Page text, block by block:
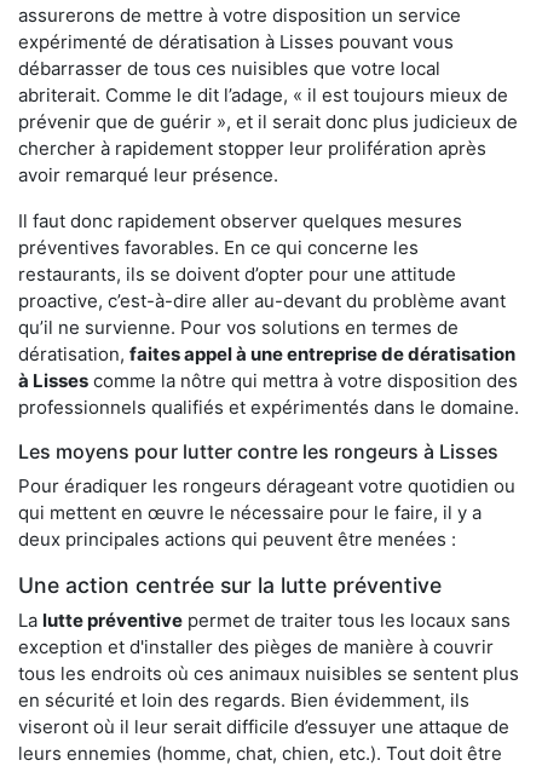
assurerons de mettre à votre disposition un service
expérimenté de dératisation à Lisses pouvant vous
débarrasser de tous ces nuisibles que votre local
abriterait. Comme le dit l’adage, « il est toujours mieux de
prévenir que de guérir », et il serait donc plus judicieux de
chercher à rapidement stopper leur prolifération après
avoir remarqué leur présence.
Il faut donc rapidement observer quelques mesures
préventives favorables. En ce qui concerne les
restaurants, ils se doivent d’opter pour une attitude
proactive, c’est-à-dire aller au-devant du problème avant
qu’il ne survienne. Pour vos solutions en termes de
dératisation, faites appel à une entreprise de dératisation
à Lisses comme la nôtre qui mettra à votre disposition des
professionnels qualifiés et expérimentés dans le domaine.
Les moyens pour lutter contre les rongeurs à Lisses
Pour éradiquer les rongeurs dérageant votre quotidien ou
qui mettent en œuvre le nécessaire pour le faire, il y a
deux principales actions qui peuvent être menées :
Une action centrée sur la lutte préventive
La lutte préventive permet de traiter tous les locaux sans
exception et d'installer des pièges de manière à couvrir
tous les endroits où ces animaux nuisibles se sentent plus
en sécurité et loin des regards. Bien évidemment, ils
viseront où il leur serait difficile d’essuyer une attaque de
leurs ennemies (homme, chat, chien, etc.). Tout doit être